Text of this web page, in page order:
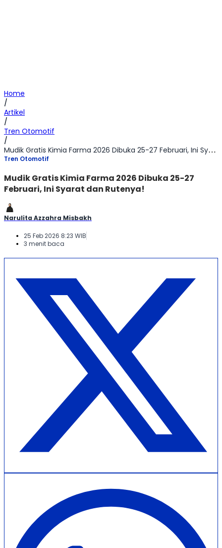
Home
/
Artikel
/
Tren Otomotif
/
Mudik Gratis Kimia Farma 2026 Dibuka 25-27 Februari, Ini Syarat dan Rutenya!
Tren Otomotif
Mudik Gratis Kimia Farma 2026 Dibuka 25-27
Februari, Ini Syarat dan Rutenya!
Narulita Azzahra Misbakh
25 Feb 2026 8:23 WIB
3 menit baca